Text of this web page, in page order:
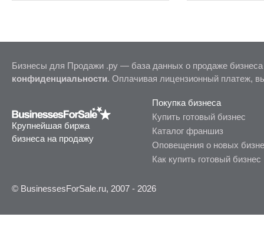
Бизнесы для Продажи .ру — база данных о продаже
конфиденциальности. Оплачивая лицензионный платеж,
Крупнейшая биржа
бизнеса на продажу
Покупка бизнеса
Купить готовый бизнес
Каталог франшиз
Оповещения о новых
Как купить готовый бизнес
© BusinessesForSale.ru, 2007 - 2026